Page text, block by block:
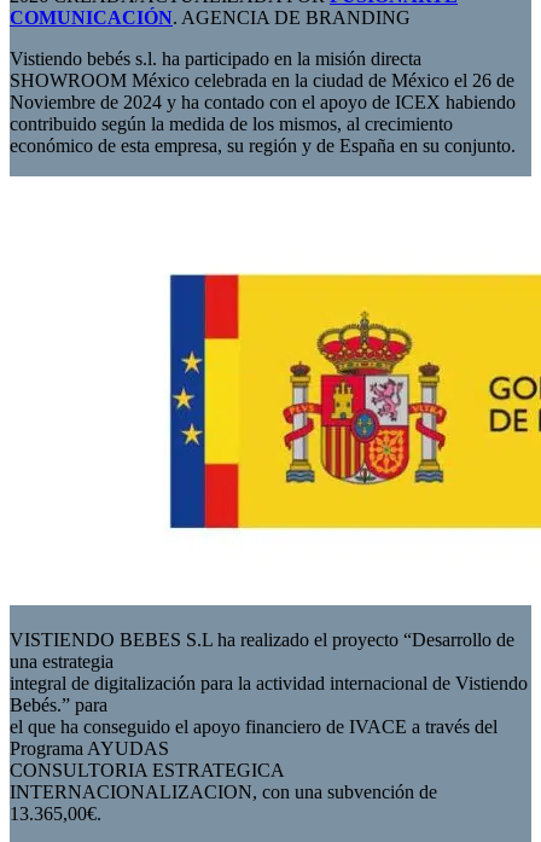
COMUNICACIÓN. AGENCIA DE BRANDING
Vistiendo bebés s.l. ha participado en la misión directa
SHOWROOM México celebrada en la ciudad de México el 26 de
Noviembre de 2024 y ha contado con el apoyo de ICEX habiendo
contribuido según la medida de los mismos, al crecimiento
económico de esta empresa, su región y de España en su conjunto.
VISTIENDO BEBES S.L ha realizado el proyecto “Desarrollo de
una estrategia
integral de digitalización para la actividad internacional de Vistiendo
Bebés.” para
el que ha conseguido el apoyo financiero de IVACE a través del
Programa AYUDAS
CONSULTORIA ESTRATEGICA
INTERNACIONALIZACION, con una subvención de
13.365,00€.